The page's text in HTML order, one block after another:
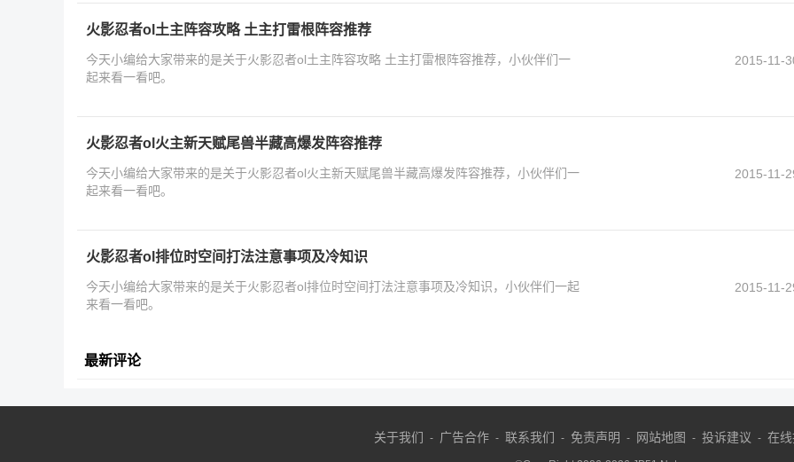
火影忍者ol土主阵容攻略 土主打雷根阵容推荐
今天小编给大家带来的是关于火影忍者ol土主阵容攻略 土主打雷根阵容推荐，小伙伴们一
起来看一看吧。
2015-11-
火影忍者ol火主新天赋尾兽半藏高爆发阵容推荐
今天小编给大家带来的是关于火影忍者ol火主新天赋尾兽半藏高爆发阵容推荐，小伙伴们一
起来看一看吧。
2015-11-
火影忍者ol排位时空间打法注意事项及冷知识
今天小编给大家带来的是关于火影忍者ol排位时空间打法注意事项及冷知识，小伙伴们一起
来看一看吧。
2015-11-
最新评论
关于我们 - 广告合作 - 联系我们 - 免责声明 - 网站地图 - 投诉建议 - 在